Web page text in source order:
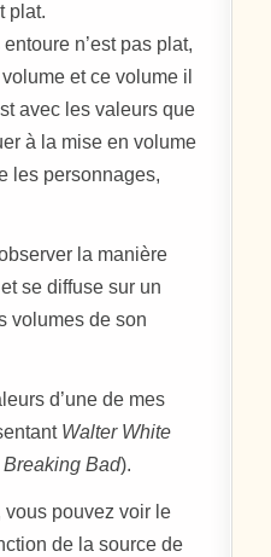
plat.
n’est pas plat,
et ce volume il
avec les valeurs que
à la mise en volume
les personnages,
la manière
se diffuse sur un
volumes de son
d’une de mes
Walter White
Breaking Bad).
vous pouvez voir le
de la source de